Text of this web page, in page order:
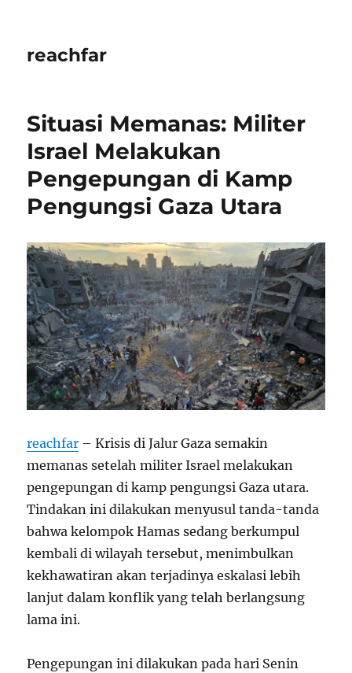
reachfar
Situasi Memanas: Militer
Israel Melakukan
Pengepungan di Kamp
Pengungsi Gaza Utara
reachfar – Krisis di Jalur Gaza semakin
memanas setelah militer Israel melakukan
pengepungan di kamp pengungsi Gaza utara.
Tindakan ini dilakukan menyusul tanda-tanda
bahwa kelompok Hamas sedang berkumpul
kembali di wilayah tersebut, menimbulkan
kekhawatiran akan terjadinya eskalasi lebih
lanjut dalam konflik yang telah berlangsung
lama ini.
Pengepungan ini dilakukan pada hari Senin